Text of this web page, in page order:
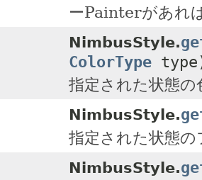
ーPainterがあれ
NimbusStyle.
ColorType
指定された状態
NimbusStyle.
指定された状態
NimbusStyle.